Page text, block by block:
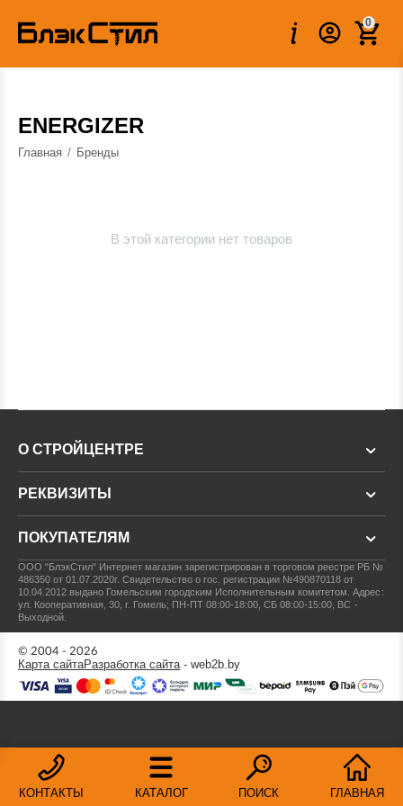
0
ENERGIZER
Главная / Бренды
В этой категории нет товаров
КОНТАКТЫ КАТАЛОГ ПОИСК ГЛАВНАЯ
О СТРОЙЦЕНТРЕ
РЕКВИЗИТЫ
ПОКУПАТЕЛЯМ
ООО "БлэкСтил" Интернет магазин зарегистрирован в торговом реестре РБ №
486350 от 01.07.2020г.Свидетельство о гос. регистрации №490870118 от
10.04.2012 выдано Гомельским городским Исполнительным комитетом.Адрес:
ул. Кооперативная, 30, г. Гомель; ПН-ПТ 08:00-18:00, СБ 08:00-15:00, ВС -
Выходной.
© 2004 - 2026
Карта сайтаРазработка сайта- web2b.by